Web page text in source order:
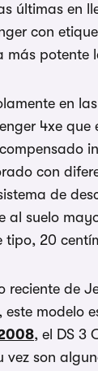
últimas en
con
más potente
en
4xe
con
de
al suelo
tipo, 20
reciente de
este modelo
, el DS 3
vez son